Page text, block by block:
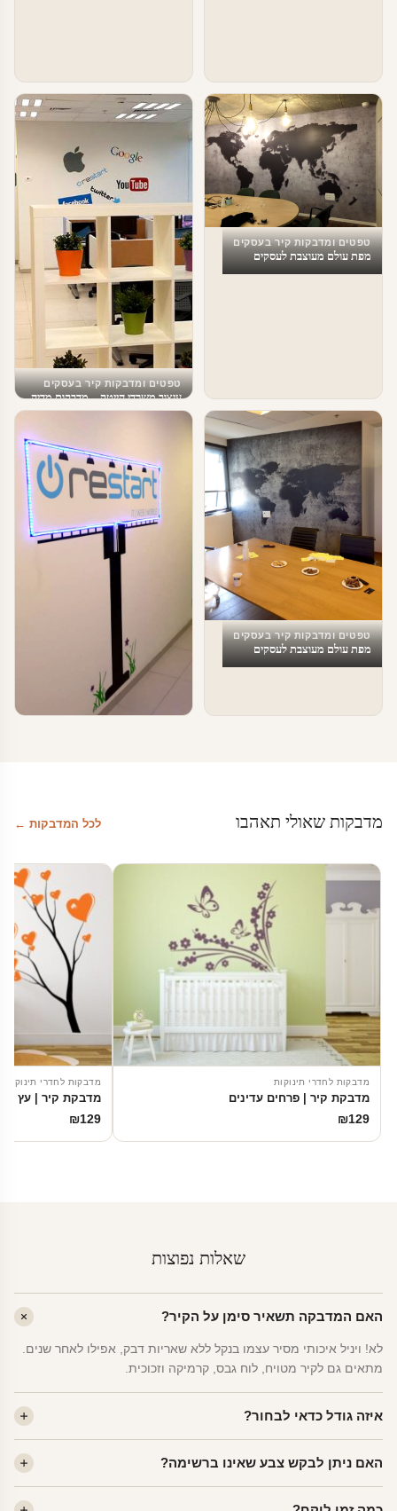
טפטים ומדבקות קיר בעסקים
מפת עולם מעוצבת לעסקים
טפטים ומדבקות קיר בעסקים
עיצוב משרדי הייטק – מדבקות מדיה
חברתית
טפטים ומדבקות קיר בעסקים
מפת עולם מעוצבת לעסקים
מדבקות שאולי תאהבו לכל המדבקות ←
מדבקות לחדרי תינוקות
מדבקת קיר | פרחים עדינים
₪129
מדבקות לחדרי תינוקות
מדבקת קיר | עץ
₪129
שאלות נפוצות
האם המדבקה תשאיר סימן על הקיר?
לא! ויניל איכותי מסיר עצמו בנקל ללא שאריות דבק, אפילו לאחר שנים.
מתאים גם לקיר מטויח, לוח גבס, קרמיקה וזכוכית.
איזה גודל כדאי לבחור?
שינה של מבוגרים — L. לפינה קטנה — S.
האם ניתן לבקש צבע שאינו ברשימה?